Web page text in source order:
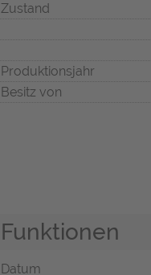
Zustand
Produktionsjahr
Besitz von
Funktionen
Datum